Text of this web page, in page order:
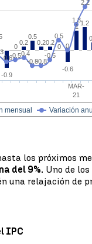
los próximos
del 9%. Uno de
una relajación de
IPC